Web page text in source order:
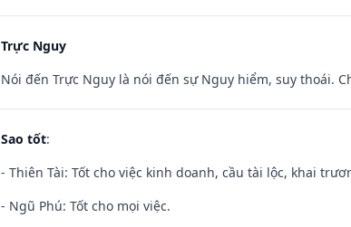
Trực Nguy
Nói đến Trực Nguy là nói đến sự Nguy hiểm, suy thoái.
Sao tốt:
- Thiên Tài: Tốt cho việc kinh doanh, cầu tài lộc, khai
- Ngũ Phú: Tốt cho mọi việc.